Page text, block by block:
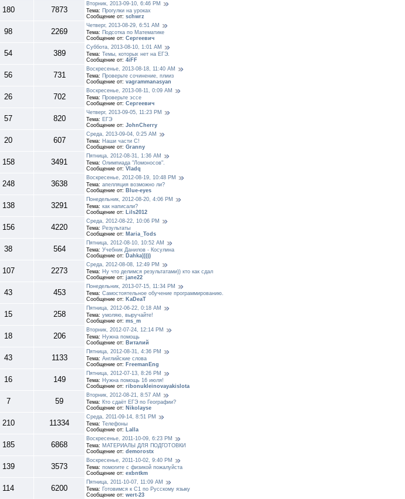
180 7873
Вторник, 2013-09-10, 6:46 PM
Тема: Прогулки на уроках
Сообщение от: schwrz
98 2269
Четверг, 2013-08-29, 6:51 AM
Тема: Подсотка по Математике
Сообщение от: Сергеевич
54 389
Суббота, 2013-08-10, 1:01 AM
Тема: Темы, которых нет на ЕГЭ.
Сообщение от: 4iFF
56 731
Воскресенье, 2013-08-18, 11:40 AM
Тема: Проверьте сочинение, плииз
Сообщение от: vagrammanasyan
26 702
Воскресенье, 2013-08-11, 0:09 AM
Тема: Проверьте эссе
Сообщение от: Сергеевич
57 820
Четверг, 2013-09-05, 11:23 PM
Тема: ЕГЭ
Сообщение от: JohnCherry
20 607
Среда, 2013-09-04, 0:25 AM
Тема: Наши части С!
Сообщение от: Granny
158 3491
Пятница, 2012-08-31, 1:36 AM
Тема: Олимпиада "Ломоносов".
Сообщение от: Vladq
248 3638
Воскресенье, 2012-08-19, 10:48 PM
Тема: апелляция возможно ли?
Сообщение от: Blue-eyes
138 3291
Понедельник, 2012-08-20, 4:06 PM
Тема: как написали?
Сообщение от: Lils2012
156 4220
Среда, 2012-08-22, 10:06 PM
Тема: Результаты
Сообщение от: Maria_Tods
38 564
Пятница, 2012-08-10, 10:52 AM
Тема: Учебник Данилов - Косулина
Сообщение от: Dahka)))))
107 2273
Среда, 2012-08-08, 12:49 PM
Тема: Ну что делимся результатами)) кто как сдал
Сообщение от: jane22
43 453
Понедельник, 2013-07-15, 11:34 PM
Тема: Самостоятельное обучение программированию.
Сообщение от: KaDeaT
15 258
Пятница, 2012-06-22, 0:18 AM
Тема: умоляю, выручайте!
Сообщение от: ms_m
18 206
Вторник, 2012-07-24, 12:14 PM
Тема: Нужна помощь
Сообщение от: Виталий
43 1133
Пятница, 2012-08-31, 4:36 PM
Тема: Английские слова
Сообщение от: FreemanEng
16 149
Пятница, 2012-07-13, 8:26 PM
Тема: Нужна помощь 16 июля!
Сообщение от: ribonukleinovayakislota
7 59
Вторник, 2012-08-21, 8:57 AM
Тема: Кто сдаёт ЕГЭ по Географии?
Сообщение от: Nikolayse
210 11334
Среда, 2011-09-14, 8:51 PM
Тема: Телефоны
Сообщение от: Lalla
185 6868
Воскресенье, 2011-10-09, 6:23 PM
Тема: МАТЕРИАЛЫ ДЛЯ ПОДГОТОВКИ
Сообщение от: demorostx
139 3573
Воскресенье, 2011-10-02, 9:40 PM
Тема: помогите с физикой пожалуйста
Сообщение от: exbntkm
114 6200
Пятница, 2011-10-07, 11:09 AM
Тема: Готовимся к С1 по Русскому языку
Сообщение от: wert-23